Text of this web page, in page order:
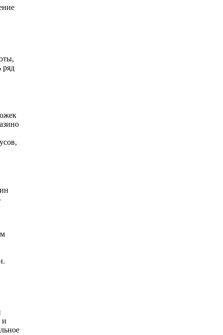
ряд
и